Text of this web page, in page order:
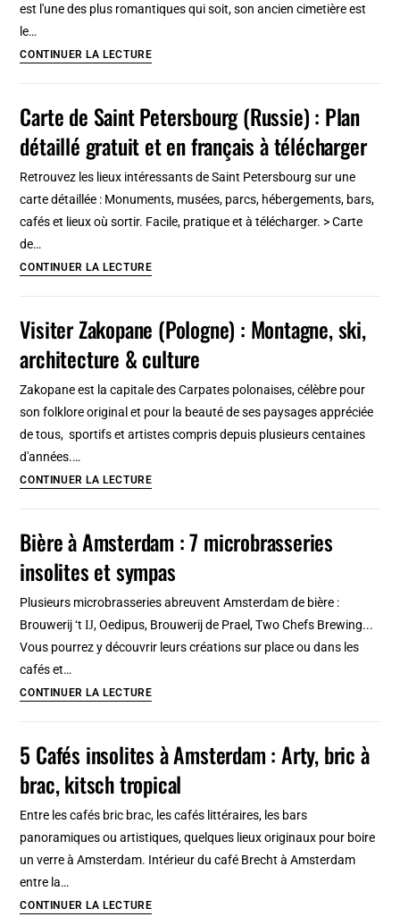
faire
Tourisme
en
Suède
est l'une des plus romantiques qui soit, son ancien cimetière est
le…
CONTINUER LA LECTUREVisiter
de
la
incontournables
voir
faire
Carte de Saint Petersbourg (Russie) : Plan
détaillé gratuit et en français à télécharger
Retrouvez les lieux intéressants de Saint Petersbourg sur une
carte détaillée : Monuments, musées, parcs, hébergements, bars,
cafés et lieux où sortir. Facile, pratique et à télécharger. > Carte
de…
CONTINUER LA LECTURECarte
Petersbourg
(Russie)
en
télécharger
Visiter Zakopane (Pologne) : Montagne, ski,
architecture & culture
Zakopane est la capitale des Carpates polonaises, célèbre pour
son folklore original et pour la beauté de ses paysages appréciée
de tous, sportifs et artistes compris depuis plusieurs centaines
d'années.…
CONTINUER LA LECTUREVisiter
:
Montagne,
ski,
Bière à Amsterdam : 7 microbrasseries
insolites et sympas
Plusieurs microbrasseries abreuvent Amsterdam de bière :
Brouwerij ‘t Ĳ, Oedipus, Brouwerij de Prael, Two Chefs Brewing...
Vous pourrez y découvrir leurs créations sur place ou dans les
cafés et…
CONTINUER LA LECTUREBière
:
7
insolites
et
5 Cafés insolites à Amsterdam : Arty, bric à
brac, kitsch tropical
Entre les cafés bric brac, les cafés littéraires, les bars
panoramiques ou artistiques, quelques lieux originaux pour boire
un verre à Amsterdam. Intérieur du café Brecht à Amsterdam
entre la…
CONTINUER LA LECTURE5